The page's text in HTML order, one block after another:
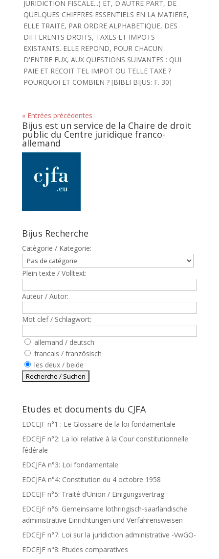
JURIDICTION FISCALE...) ET, D'AUTRE PART, DE
QUELQUES CHIFFRES ESSENTIELS EN LA MATIERE,
ELLE TRAITE, PAR ORDRE ALPHABETIQUE, DES
DIFFERENTS DROITS, TAXES ET IMPOTS
EXISTANTS. ELLE REPOND, POUR CHACUN
D'ENTRE EUX, AUX QUESTIONS SUIVANTES : QUI
PAIE ET RECOIT TEL IMPOT OU TELLE TAXE ?
POURQUOI ET COMBIEN ? [BIBLI BIJUS: F. 30]
« Entrées précédentes
Bijus est un service de la Chaire de droit
public du Centre juridique franco-
allemand
Bijus Recherche
Catègorie / Kategorie:
Plein texte / Volltext:
Auteur / Autor:
Mot clef / Schlagwort:
allemand / deutsch
francais / französisch
les deux / beide
Etudes et documents du CJFA
EDCEJF n°1 : Le Glossaire de la loi fondamentale
EDCEJF n°2: La loi relative à la Cour constitutionnelle
fédérale
EDCJFA n°3: Loi fondamentale
EDCJFA n°4: Constitution du 4 octobre 1958
EDCEJF n°5: Traité d’Union / Einigungsvertrag
EDCEJF n°6: Gemeinsame lothringisch-saarländische
administrative Einrichtungen und Verfahrensweisen
EDCEJF n°7: Loi sur la juridiction administrative -VwGO-
EDCEJF n°8: Etudes comparatives